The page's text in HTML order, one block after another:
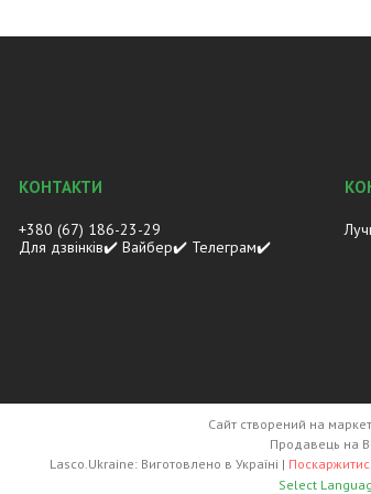
+380 (67) 186-23-29
Для дзвінків✔️ Вайбер✔️ Телеграм✔️
Сайт створений на
Продавець на
Lasco.Ukraine: Виготовлено в Україні |
Select